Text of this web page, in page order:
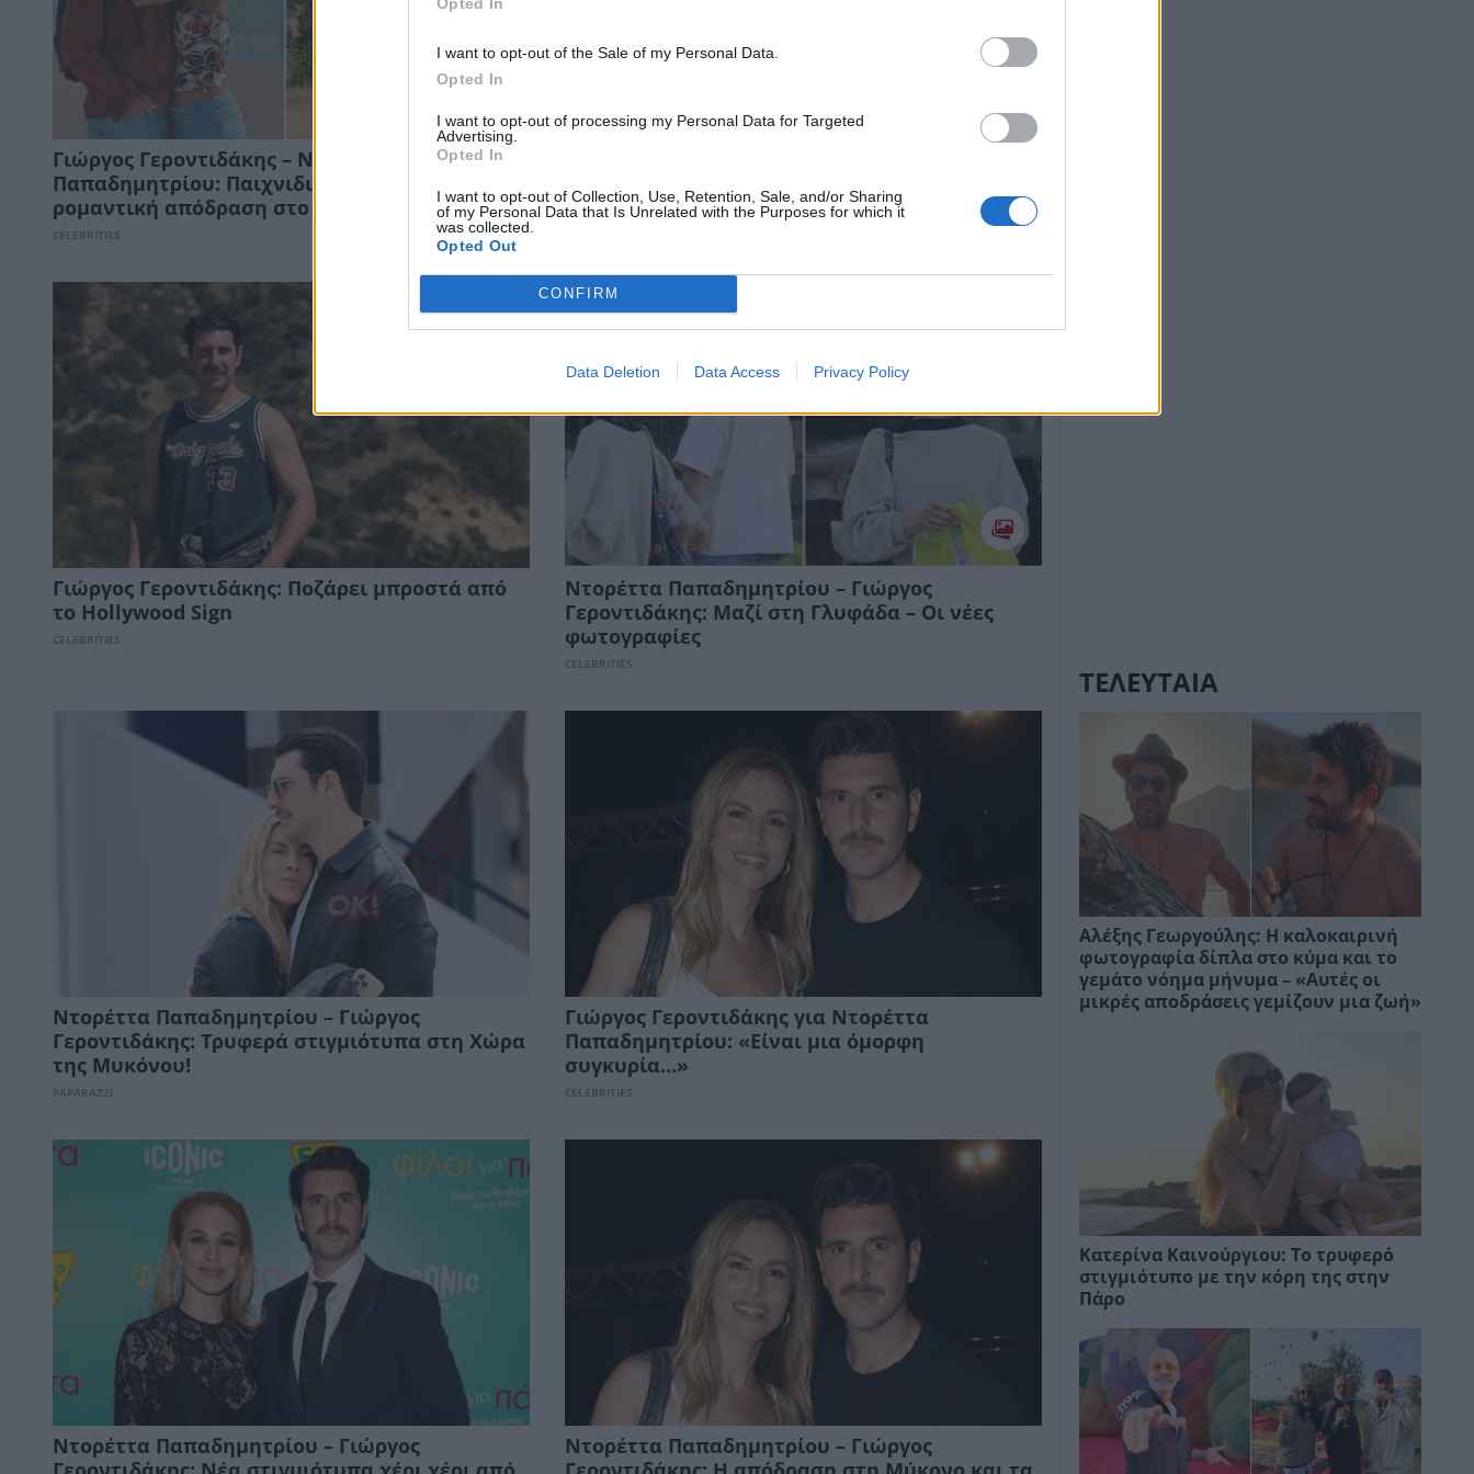
I want to opt-out of the Sale of my Personal Data.
Opted In
I want to opt-out of processing my Personal Data for Targeted
Advertising.
Opted In
I want to opt-out of Collection, Use, Retention, Sale, and/or Sharing
of my Personal Data that Is Unrelated with the Purposes for which it
was collected.
Opted Out
CONFIRM
Data Deletion Data Access Privacy Policy
Γιώργος Γεροντιδάκης – Ντορέττα
Παπαδημητρίου: Παιχνιδιάρικες στιγμές και
ρομαντική απόδραση στο Λος Άντζελες
CELEBRITIES
τους στο Λος Άντζελες
Γιώργος Γεροντιδάκης: Ποζάρει μπροστά από
το Hollywood Sign
CELEBRITIES
Ντορέττα Παπαδημητρίου – Γιώργος
Γεροντιδάκης: Μαζί στη Γλυφάδα – Οι νέες
φωτογραφίες
CELEBRITIES
Ντορέττα Παπαδημητρίου – Γιώργος
Γεροντιδάκης: Τρυφερά στιγμιότυπα στη Χώρα
της Μυκόνου!
PAPARAZZI
Γιώργος Γεροντιδάκης για Ντορέττα
Παπαδημητρίου: «Είναι μια όμορφη
συγκυρία…»
CELEBRITIES
Ντορέττα Παπαδημητρίου – Γιώργος
Ντορέττα Παπαδημητρίου – Γιώργος
ΤΕΛΕΥΤΑΙΑ
Αλέξης Γεωργούλης: Η καλοκαιρινή
φωτογραφία δίπλα στο κύμα και το
γεμάτο νόημα μήνυμα – «Αυτές οι
μικρές αποδράσεις γεμίζουν μια ζωή»
Κατερίνα Καινούργιου: Το τρυφερό
στιγμιότυπο με την κόρη της στην
Πάρο